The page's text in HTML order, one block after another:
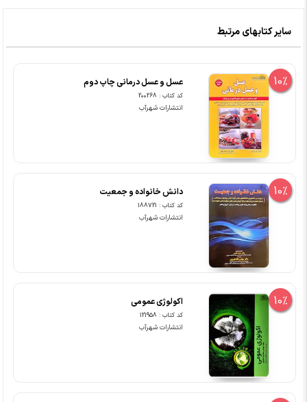
سایر کتابهای مرتبط
10% عسل و عسل درمانی چاپ دوم
کد کتاب : 200268
انتشارات شهرآب
10% دانش خانواده و جمعیت
کد کتاب : 188721
انتشارات شهرآب
10% اکولوژی عمومی
کد کتاب : 121958
انتشارات شهرآب